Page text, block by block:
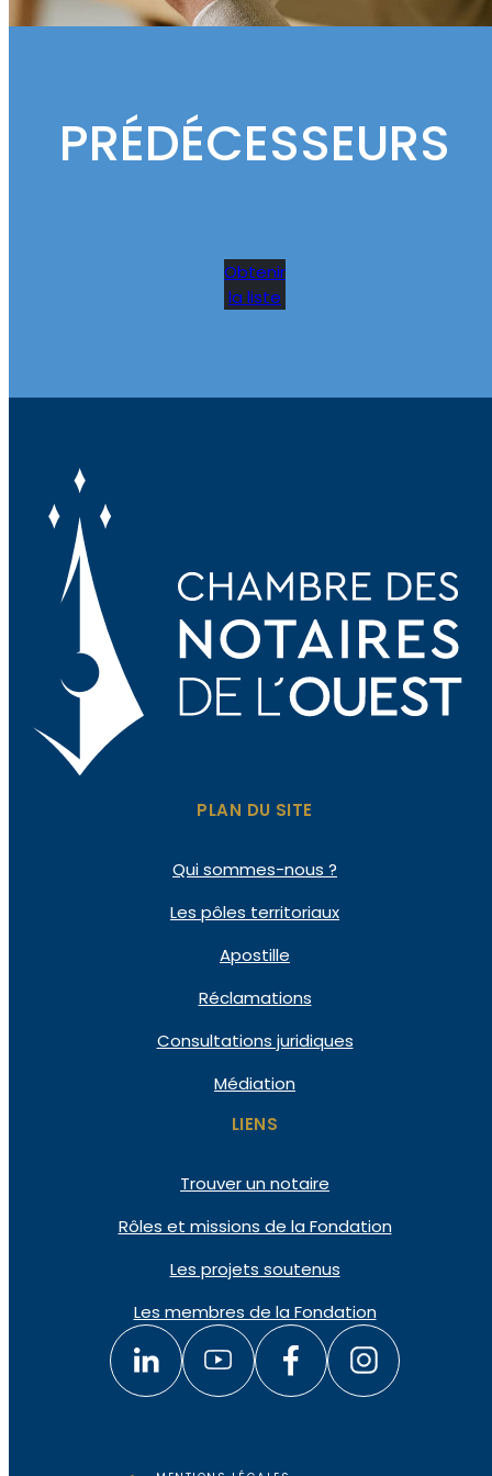
PRÉDÉCESSEURS
Obtenir
la liste
PLAN DU SITE
Qui sommes-nous ?
Les pôles territoriaux
Apostille
Réclamations
Consultations juridiques
Médiation
LIENS
Trouver un notaire
Rôles et missions de la Fondation
Les projets soutenus
Les membres de la Fondation